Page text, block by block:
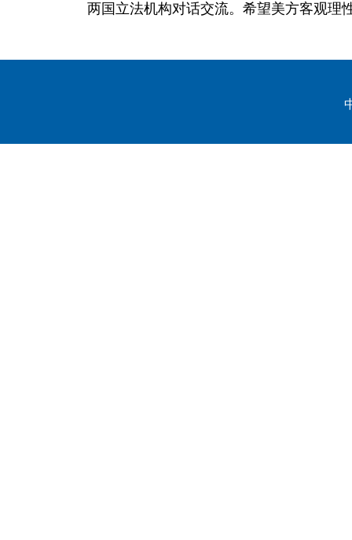
两国立法机构对话交流。希望美方客观理